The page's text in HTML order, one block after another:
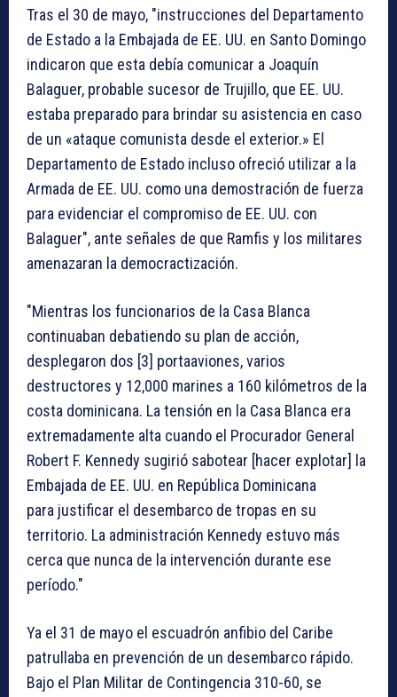
Tras el 30 de mayo, "instrucciones del Departamento
de Estado a la Embajada de EE. UU. en Santo Domingo
indicaron que esta debía comunicar a Joaquín
Balaguer, probable sucesor de Trujillo, que EE. UU.
estaba preparado para brindar su asistencia en caso
de un «ataque comunista desde el exterior.» El
Departamento de Estado incluso ofreció utilizar a la
Armada de EE. UU. como una demostración de fuerza
para evidenciar el compromiso de EE. UU. con
Balaguer", ante señales de que Ramfis y los militares
amenazaran la democractización.
"Mientras los funcionarios de la Casa Blanca
continuaban debatiendo su plan de acción,
desplegaron dos [3] portaaviones, varios
destructores y 12,000 marines a 160 kilómetros de la
costa dominicana. La tensión en la Casa Blanca era
extremadamente alta cuando el Procurador General
Robert F. Kennedy sugirió sabotear [hacer explotar] la
Embajada de EE. UU. en República Dominicana
para justificar el desembarco de tropas en su
territorio. La administración Kennedy estuvo más
cerca que nunca de la intervención durante ese
período."
Ya el 31 de mayo el escuadrón anfibio del Caribe
patrullaba en prevención de un desembarco rápido.
Bajo el Plan Militar de Contingencia 310-60, se